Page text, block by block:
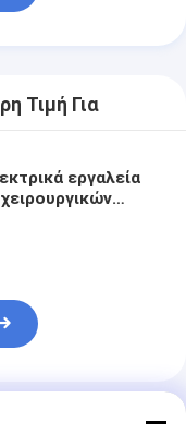
Τιμή Για
εργαλεία